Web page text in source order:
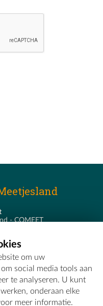
- COMEET
96
om uw
social media tools aan
te analyseren. U kunt
onderaan elke
meer informatie.